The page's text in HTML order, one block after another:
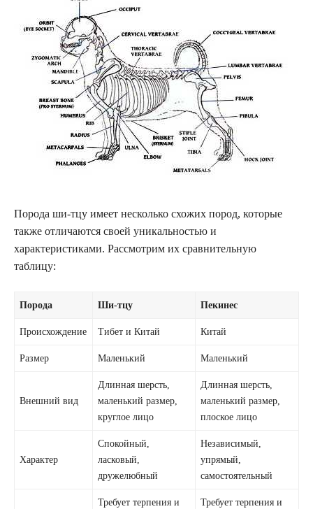
Порода ши-тцу имеет несколько схожих пород, которые
также отличаются своей уникальностью и
характеристиками. Рассмотрим их сравнительную
таблицу:
Порода Ши-тцу Пекинес
Происхождение Тибет и Китай Китай
Размер Маленький Маленький
Внешний вид
Длинная шерсть,
маленький размер,
круглое лицо
Длинная шерсть,
маленький размер,
плоское лицо
Характер
Спокойный,
ласковый,
дружелюбный
Независимый,
упрямый,
самостоятельный
Требует терпения и
Требует терпения и